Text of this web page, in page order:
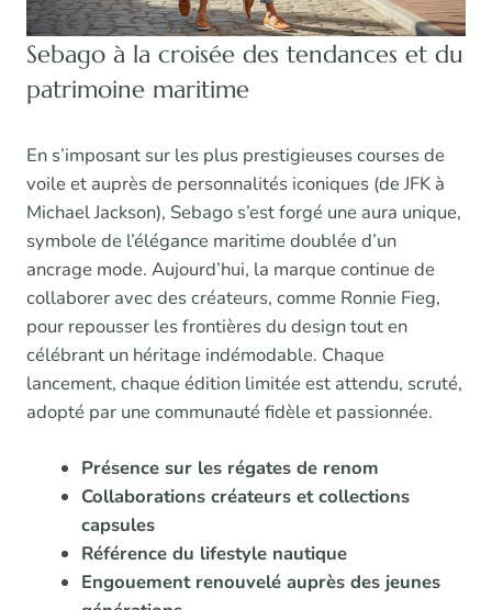
Sebago à la croisée des tendances et du
patrimoine maritime
En s’imposant sur les plus prestigieuses courses de
voile et auprès de personnalités iconiques (de JFK à
Michael Jackson), Sebago s’est forgé une aura unique,
symbole de l’élégance maritime doublée d’un
ancrage mode. Aujourd’hui, la marque continue de
collaborer avec des créateurs, comme Ronnie Fieg,
pour repousser les frontières du design tout en
célébrant un héritage indémodable. Chaque
lancement, chaque édition limitée est attendu, scruté,
adopté par une communauté fidèle et passionnée.
Présence sur les régates de renom
Collaborations créateurs et collections
capsules
Référence du lifestyle nautique
Engouement renouvelé auprès des jeunes